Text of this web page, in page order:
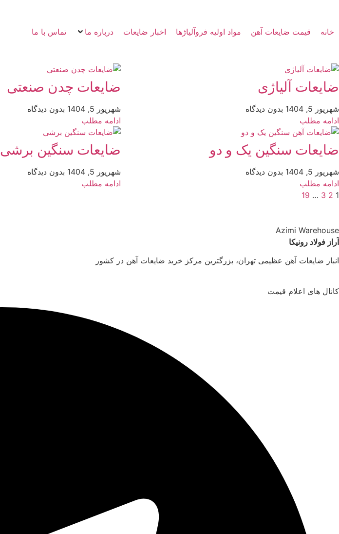
خانه قیمت ضایعات آهن مواد اولیه فروآلیاژها اخبار ضایعات درباره ما تماس با ما
ضایعات آلیاژی
شهریور 5, 1404
بدون دیدگاه
ادامه مطلب
ضایعات چدن صنعتی
شهریور 5, 1404
بدون دیدگاه
ادامه مطلب
ضایعات سنگین یک و دو
شهریور 5, 1404
بدون دیدگاه
ادامه مطلب
ضایعات سنگین برشی
شهریور 5, 1404
بدون دیدگاه
ادامه مطلب
1
2
3
…
19
Azimi Warehouse
آراز فولاد رونیکا
انبار ضایعات آهن عظیمی تهران، بزرگترین مرکز خرید ضایعات آهن در کشور
کانال های اعلام قیمت